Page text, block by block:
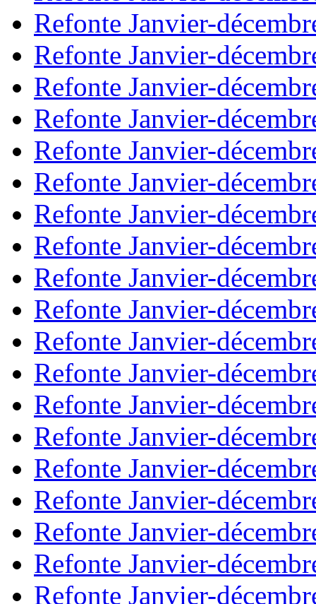
Refonte Janvier-
Refonte Janvier-
Refonte Janvier-
Refonte Janvier-
Refonte Janvier-
Refonte Janvier-
Refonte Janvier-
Refonte Janvier-
Refonte Janvier-
Refonte Janvier-
Refonte Janvier-
Refonte Janvier-
Refonte Janvier-
Refonte Janvier-
Refonte Janvier-
Refonte Janvier-
Refonte Janvier-
Refonte Janvier-
Refonte Janvier-